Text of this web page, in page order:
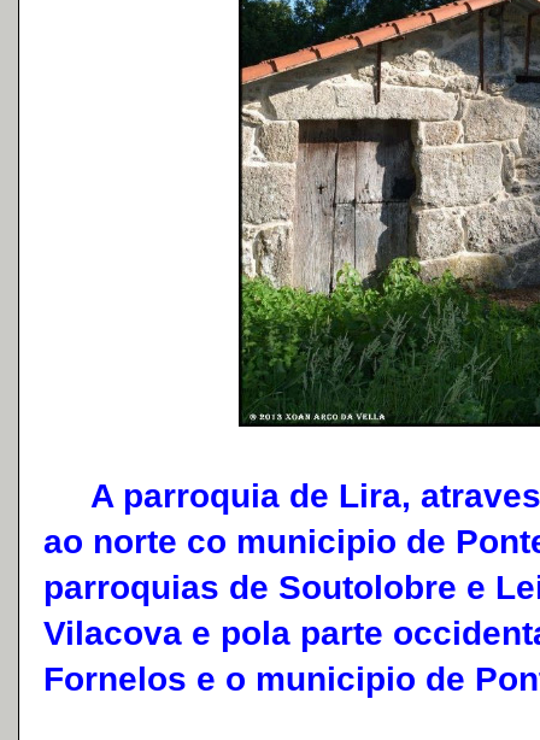
A parroquia de Lira,
ao norte co municipio de
parroquias de Soutolobre e
Vilacova e pola parte
Fornelos e o municipio de